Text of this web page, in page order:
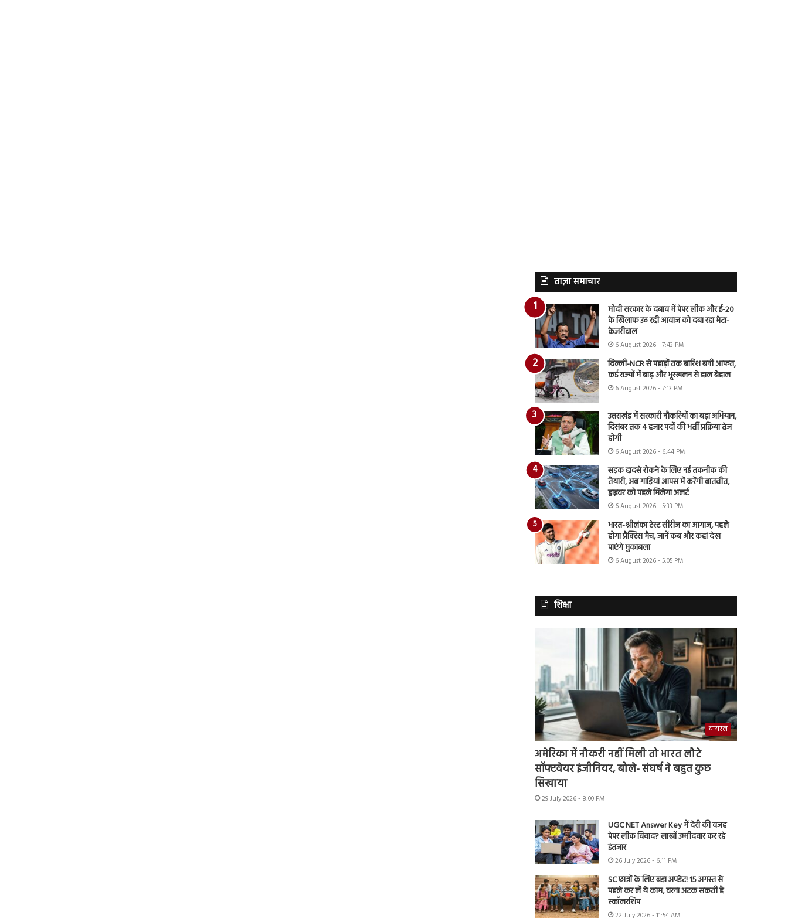
ताज़ा समाचार
मोदी सरकार के दबाव में पेपर लीक और ई-20
के खिलाफ उठ रही आवाज को दबा रहा मेटा-
केजरीवाल
6 August 2026 - 7:43 PM
दिल्ली-NCR से पहाड़ों तक बारिश बनी आफत,
कई राज्यों में बाढ़ और भूस्खलन से हाल बेहाल
6 August 2026 - 7:13 PM
उत्तराखंड में सरकारी नौकरियों का बड़ा अभियान,
दिसंबर तक 4 हजार पदों की भर्ती प्रक्रिया तेज
होगी
6 August 2026 - 6:44 PM
सड़क हादसे रोकने के लिए नई तकनीक की
तैयारी, अब गाड़ियां आपस में करेंगी बातचीत,
ड्राइवर को पहले मिलेगा अलर्ट
6 August 2026 - 5:33 PM
भारत-श्रीलंका टेस्ट सीरीज का आगाज, पहले
होगा प्रैक्टिस मैच, जानें कब और कहां देख
पाएंगे मुकाबला
6 August 2026 - 5:05 PM
शिक्षा
वायरल
अमेरिका में नौकरी नहीं मिली तो भारत लौटे
सॉफ्टवेयर इंजीनियर, बोले- संघर्ष ने बहुत कुछ
सिखाया
29 July 2026 - 8:00 PM
UGC NET Answer Key में देरी की वजह
पेपर लीक विवाद? लाखों उम्मीदवार कर रहे
इंतजार
26 July 2026 - 6:11 PM
SC छात्रों के लिए बड़ा अपडेट! 15 अगस्त से
पहले कर लें ये काम, वरना अटक सकती है
स्कॉलरशिप
22 July 2026 - 11:54 AM